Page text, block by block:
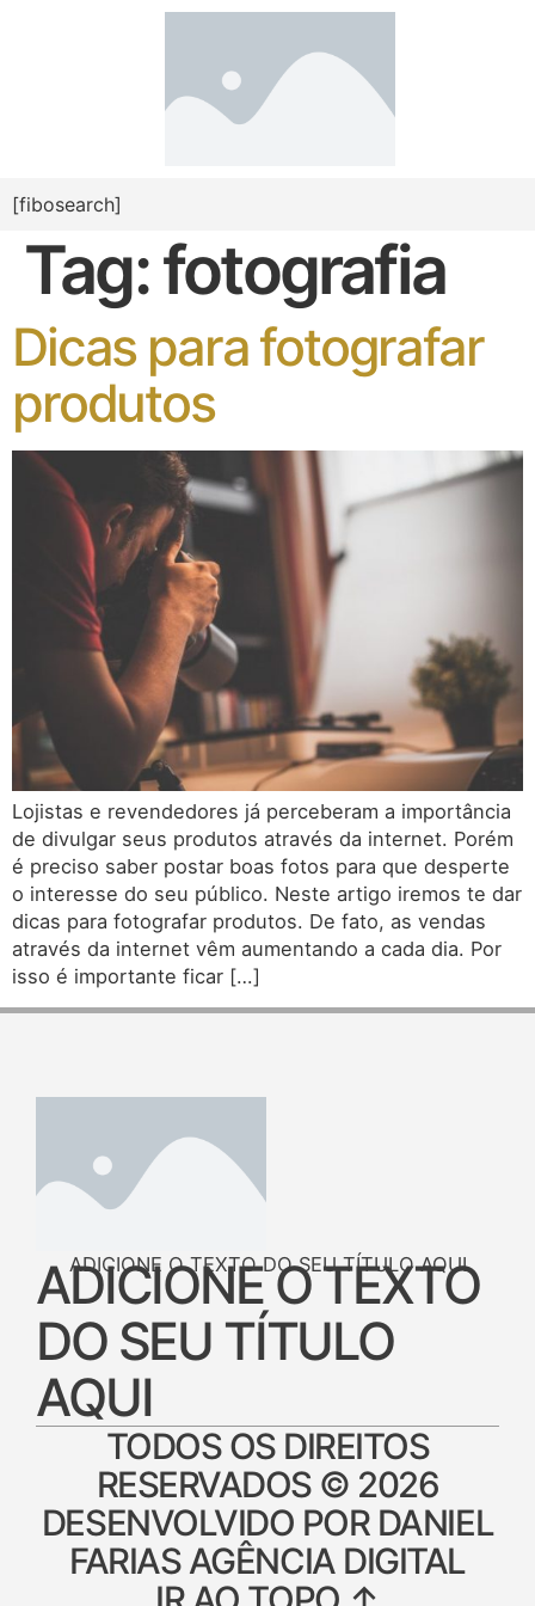
[fibosearch]
Tag:fotografia
Dicas para fotografar
produtos
Lojistas e revendedores já perceberam a importância
de divulgar seus produtos através da internet. Porém
é preciso saber postar boas fotos para que desperte
o interesse do seu público. Neste artigo iremos te dar
dicas para fotografar produtos. De fato, as vendas
através da internet vêm aumentando a cada dia. Por
isso é importante ficar […]
ADICIONE O TEXTO DO SEU TÍTULO AQUI
ADICIONE O TEXTO
DO SEU TÍTULO
AQUI
TODOS OS DIREITOS
RESERVADOS © 2026
DESENVOLVIDO POR DANIEL
FARIAS AGÊNCIA DIGITAL